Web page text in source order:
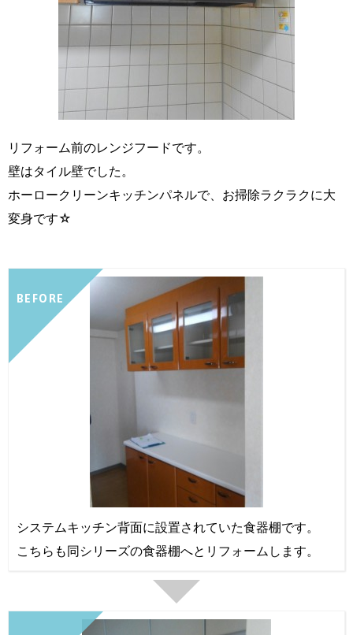
リフォーム前のレンジフードです。
壁はタイル壁でした。
ホーロークリーンキッチンパネルで、お掃除ラクラクに大
変身です☆
BEFORE
システムキッチン背面に設置されていた食器棚です。
こちらも同シリーズの食器棚へとリフォームします。